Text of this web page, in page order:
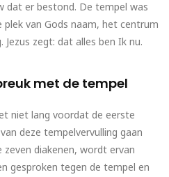
dat er bestond. De tempel was
van Gods naam, het centrum
Jezus zegt: dat alles ben Ik nu.
met de tempel
niet lang voordat de eerste
deze tempelvervulling gaan
diakenen, wordt ervan
gesproken tegen de tempel en